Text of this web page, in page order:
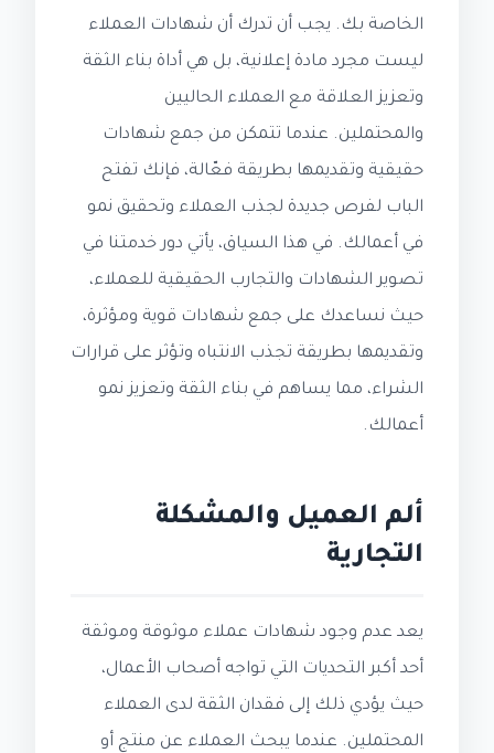
الخاصة بك. يجب أن تدرك أن شهادات العملاء
ليست مجرد مادة إعلانية، بل هي أداة بناء الثقة
وتعزيز العلاقة مع العملاء الحاليين
والمحتملين. عندما تتمكن من جمع شهادات
حقيقية وتقديمها بطريقة فعّالة، فإنك تفتح
الباب لفرص جديدة لجذب العملاء وتحقيق نمو
في أعمالك. في هذا السياق، يأتي دور خدمتنا في
تصوير الشهادات والتجارب الحقيقية للعملاء،
حيث نساعدك على جمع شهادات قوية ومؤثرة،
وتقديمها بطريقة تجذب الانتباه وتؤثر على قرارات
الشراء، مما يساهم في بناء الثقة وتعزيز نمو
أعمالك.
ألم العميل والمشكلة
التجارية
يعد عدم وجود شهادات عملاء موثوقة وموثقة
أحد أكبر التحديات التي تواجه أصحاب الأعمال،
حيث يؤدي ذلك إلى فقدان الثقة لدى العملاء
المحتملين. عندما يبحث العملاء عن منتج أو